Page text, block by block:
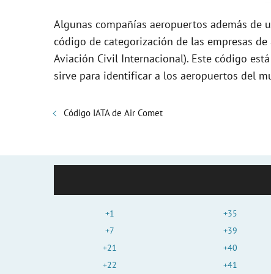
Algunas compañías aeropuertos además de
código de categorización de las empresas
Aviación Civil Internacional). Este código
sirve para identificar a los aeropuertos del
Código IATA de Air Comet
+1
+7
+21
+22
+35
+39
+40
+41